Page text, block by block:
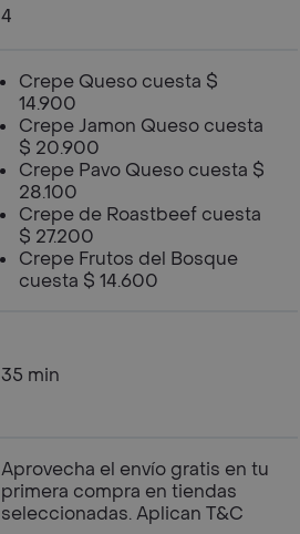
4
Crepe Queso cuesta $
14.900
Crepe Jamon Queso cuesta
$ 20.900
Crepe Pavo Queso cuesta $
28.100
Crepe de Roastbeef cuesta
$ 27.200
Crepe Frutos del Bosque
cuesta $ 14.600
35 min
Aprovecha el envío gratis en tu
primera compra en tiendas
seleccionadas. Aplican T&C